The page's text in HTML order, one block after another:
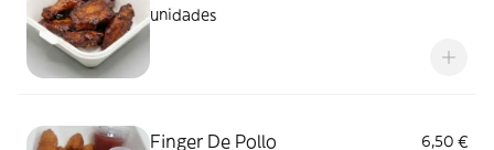
unidades
Finger De Pollo
6,50 €